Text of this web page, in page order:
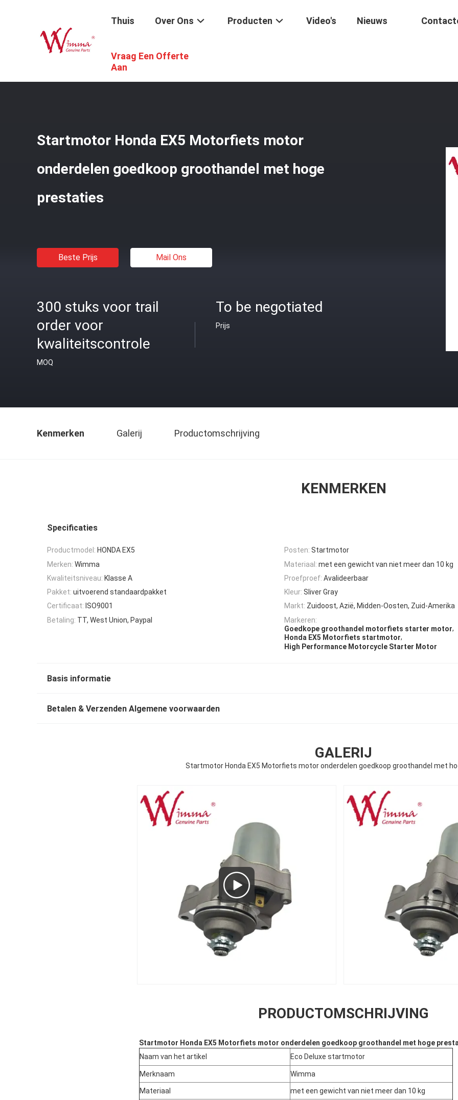
Thuis Over Ons Producten Video's Nieuws
Vraag Een Offerte
Aan
Thuis / De Vervangstukken Van De Motorfietsmotor
Startmotor Honda EX5 Motorfiets motor
onderdelen goedkoop groothandel met hoge
prestaties
Beste Prijs Mail Ons
300 stuks voor trail
order voor
kwaliteitscontrole
MOQ
To be negotiated
Prijs
Kenmerken Galerij Productomschrijving
KENMERKEN
Specificaties
Productmodel: HONDA EX5 Posten: Startmotor
Merken: Wimma Materiaal: met een gewicht van niet meer dan 10 kg
Kwaliteitsniveau: Klasse A Proefproef: Avalideerbaar
Pakket: uitvoerend standaardpakket Kleur: Sliver Gray
Certificaat: ISO9001 Markt: Zuidoost, Azië, Midden-Oosten, Zuid-Amerika
Betaling: TT, West Union, Paypal
Markeren:
Goedkope groothandel motorfiets starter motor,
Honda EX5 Motorfiets startmotor,
High Performance Motorcycle Starter Motor
Basis informatie
Betalen & Verzenden Algemene voorwaarden
GALERIJ
Startmotor Honda EX5 Motorfiets motor onderdelen goedkoop groothandel met
PRODUCTOMSCHRIJVING
Startmotor Honda EX5 Motorfiets motor onderdelen goedkoop groothandel met hoge
Naam van het artikel
Eco Deluxe startmotor
Merknaam Wimma
Materiaal met een gewicht van niet meer dan 10 kg